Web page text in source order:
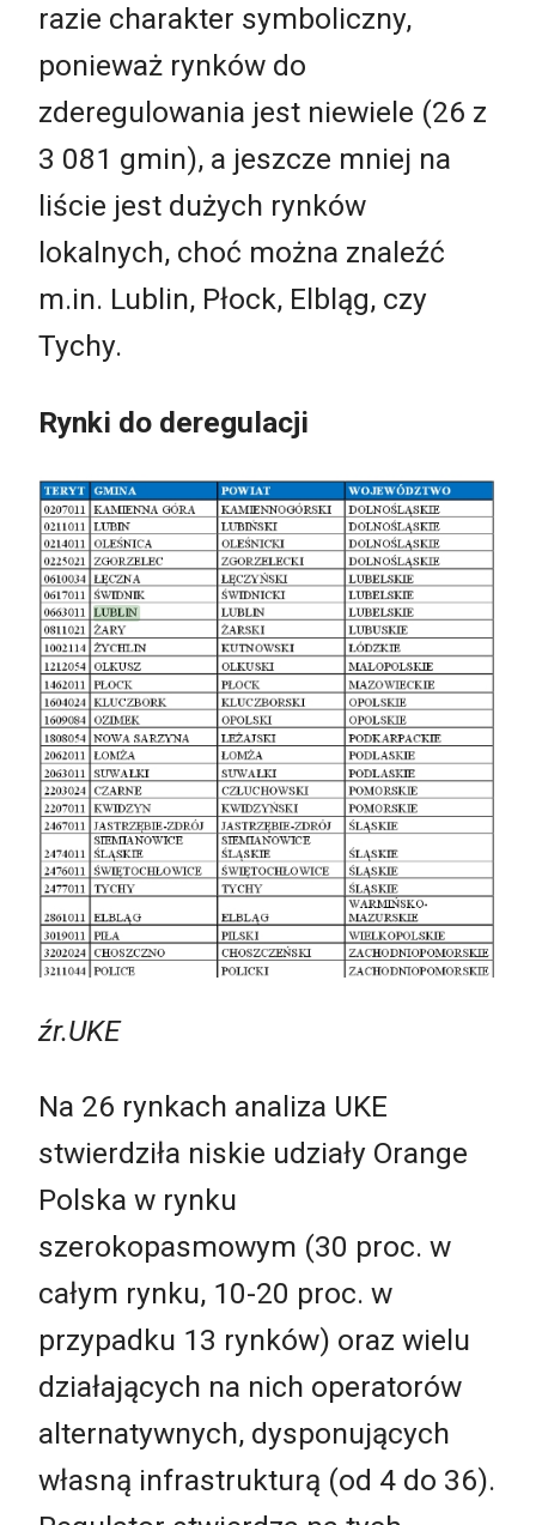
razie charakter symboliczny,
ponieważ rynków do
zderegulowania jest niewiele (26 z
3 081 gmin), a jeszcze mniej na
liście jest dużych rynków
lokalnych, choć można znaleźć
m.in. Lublin, Płock, Elbląg, czy
Tychy.
Rynki do deregulacji
źr.UKE
Na 26 rynkach analiza UKE
stwierdziła niskie udziały Orange
Polska w rynku
szerokopasmowym (30 proc. w
całym rynku, 10-20 proc. w
przypadku 13 rynków) oraz wielu
działających na nich operatorów
alternatywnych, dysponujących
własną infrastrukturą (od 4 do 36).